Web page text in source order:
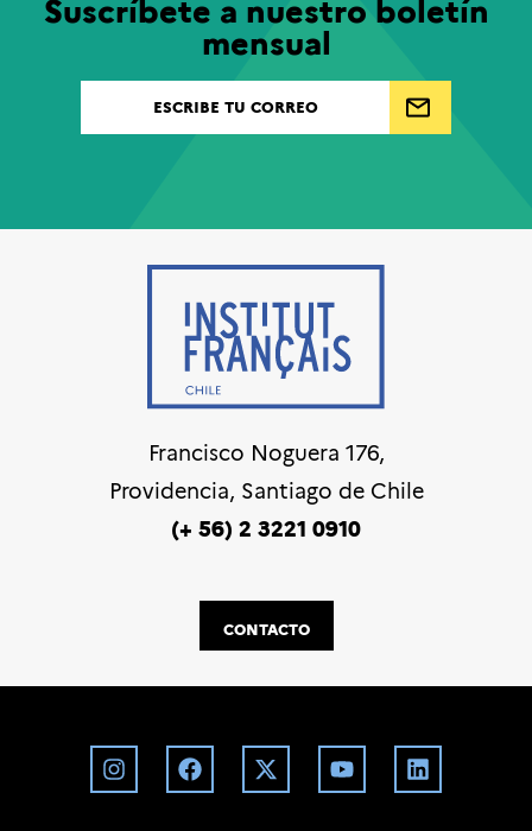
mensual
Francisco Noguera 176,
Providencia, Santiago de Chile
(+ 56) 2 3221 0910
CONTACTO